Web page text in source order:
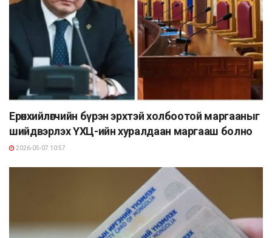
Ерөнхийлөгчийн бүрэн эрхтэй холбоотой маргааныг
шийдвэрлэх ҮХЦ-ийн хуралдаан маргааш болно
2026-05-07 10:57